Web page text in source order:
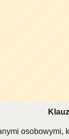
osobowymi,